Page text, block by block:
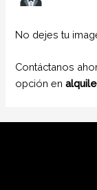
No dejes tu
Contáctanos
opción en